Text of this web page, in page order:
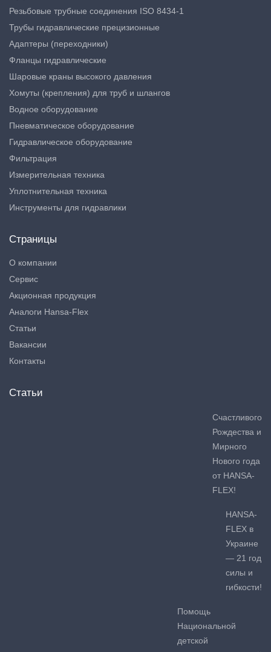
Резьбовые трубные соединения ISO 8434-1
Трубы гидравлические прецизионные
Адаптеры (переходники)
Фланцы гидравлические
Шаровые краны высокого давления
Хомуты (крепления) для труб и шлангов
Водное оборудование
Пневматическое оборудование
Гидравлическое оборудование
Фильтрация
Измерительная техника
Уплотнительная техника
Инструменты для гидравлики
Страницы
О компании
Сервис
Акционная продукция
Аналоги Hansa-Flex
Статьи
Вакансии
Контакты
Статьи
Счастливого
Рождества и
Мирного
Нового года
от HANSA-
FLEX!
HANSA-
FLEX в
Украине
— 21 год
силы и
гибкости!
Помощь
Национальной
детской